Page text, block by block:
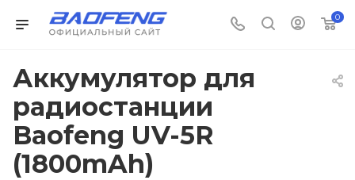
0
Аккумулятор для
радиостанции
Baofeng UV-5R
(1800mAh)